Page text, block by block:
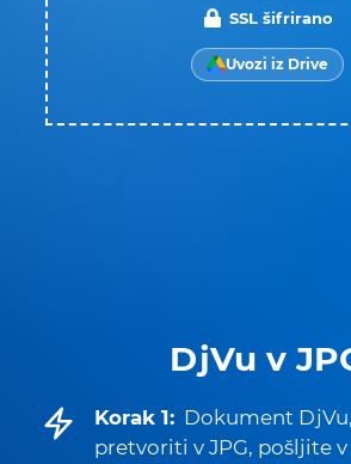
DjVu v
Korak 1: Dokument
pretvoriti v JPG, pošljite
SSL šifrirano
Uvozi iz Drive